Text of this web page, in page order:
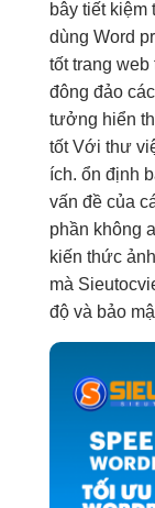
bây tiết kiệm
dùng Word
tốttrang web
đông đảo các
tưởng hiển
tốtVới thư
ích. ổn định
vấn đề của
phần không
kiến thức
mà
độ và bảo